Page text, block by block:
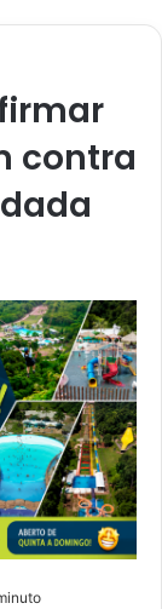
contra